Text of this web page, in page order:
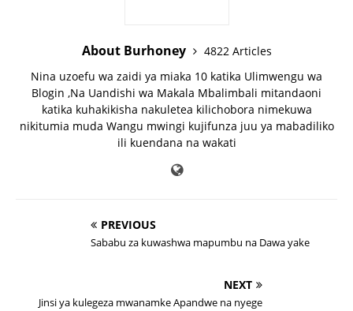
About Burhoney
4822 Articles
Nina uzoefu wa zaidi ya miaka 10 katika Ulimwengu wa
Blogin ,Na Uandishi wa Makala Mbalimbali mitandaoni
katika kuhakikisha nakuletea kilichobora nimekuwa
nikitumia muda Wangu mwingi kujifunza juu ya mabadiliko
ili kuendana na wakati
PREVIOUS
Sababu za kuwashwa mapumbu na Dawa yake
NEXT
Jinsi ya kulegeza mwanamke Apandwe na nyege